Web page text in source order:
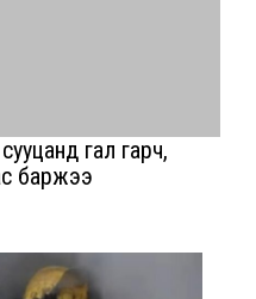
гал гарч,
баржээ